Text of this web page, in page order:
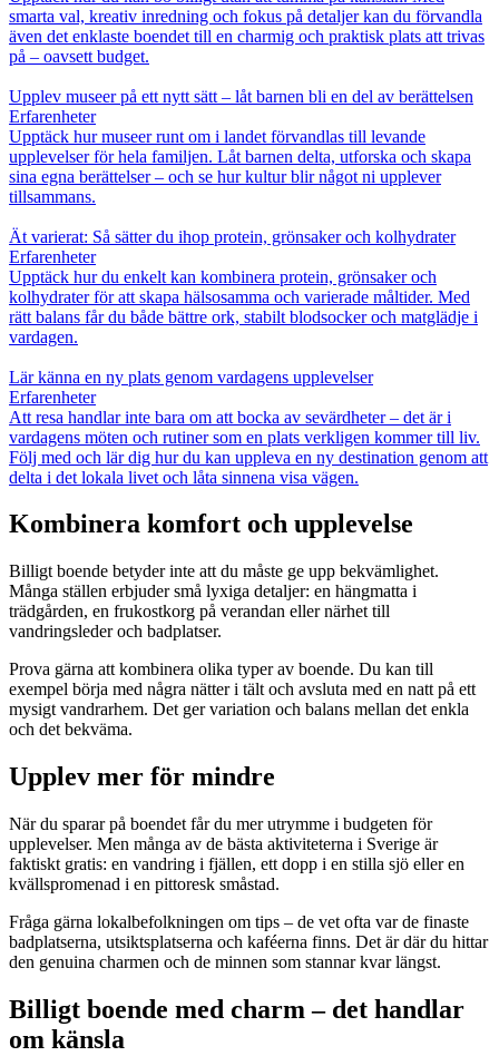
smarta val, kreativ inredning och fokus på detaljer kan du förvandla
även det enklaste boendet till en charmig och praktisk plats att trivas
på – oavsett budget.
Upplev museer på ett nytt sätt – låt barnen bli en del av berättelsen
Erfarenheter
Upptäck hur museer runt om i landet förvandlas till levande
upplevelser för hela familjen. Låt barnen delta, utforska och skapa
sina egna berättelser – och se hur kultur blir något ni upplever
tillsammans.
Ät varierat: Så sätter du ihop protein, grönsaker och kolhydrater
Erfarenheter
Upptäck hur du enkelt kan kombinera protein, grönsaker och
kolhydrater för att skapa hälsosamma och varierade måltider. Med
rätt balans får du både bättre ork, stabilt blodsocker och matglädje i
vardagen.
Lär känna en ny plats genom vardagens upplevelser
Erfarenheter
Att resa handlar inte bara om att bocka av sevärdheter – det är i
vardagens möten och rutiner som en plats verkligen kommer till liv.
Följ med och lär dig hur du kan uppleva en ny destination genom att
delta i det lokala livet och låta sinnena visa vägen.
Kombinera komfort och upplevelse
Billigt boende betyder inte att du måste ge upp bekvämlighet.
Många ställen erbjuder små lyxiga detaljer: en hängmatta i
trädgården, en frukostkorg på verandan eller närhet till
vandringsleder och badplatser.
Prova gärna att kombinera olika typer av boende. Du kan till
exempel börja med några nätter i tält och avsluta med en natt på ett
mysigt vandrarhem. Det ger variation och balans mellan det enkla
och det bekväma.
Upplev mer för mindre
När du sparar på boendet får du mer utrymme i budgeten för
upplevelser. Men många av de bästa aktiviteterna i Sverige är
faktiskt gratis: en vandring i fjällen, ett dopp i en stilla sjö eller en
kvällspromenad i en pittoresk småstad.
Fråga gärna lokalbefolkningen om tips – de vet ofta var de finaste
badplatserna, utsiktsplatserna och kaféerna finns. Det är där du hittar
den genuina charmen och de minnen som stannar kvar längst.
Billigt boende med charm – det handlar
om känsla